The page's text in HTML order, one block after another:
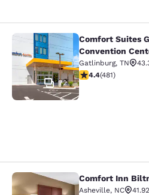
Comfort Suites
72
Comfort Suites
Convention
Gatlinburg, TN
4.36 étoiles.
4.4(481)
Comfort InnComfort Inn
Asheville, NC